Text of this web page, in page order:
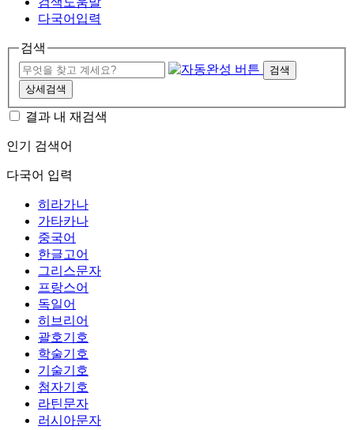
다국어입력
검색
검색
상세검색
결과 내 재검색
인기 검색어
다국어 입력
히라가나
가타카나
중국어
한글고어
그리스문자
프랑스어
독일어
히브리어
괄호기호
학술기호
기술기호
첨자기호
라틴문자
러시아문자